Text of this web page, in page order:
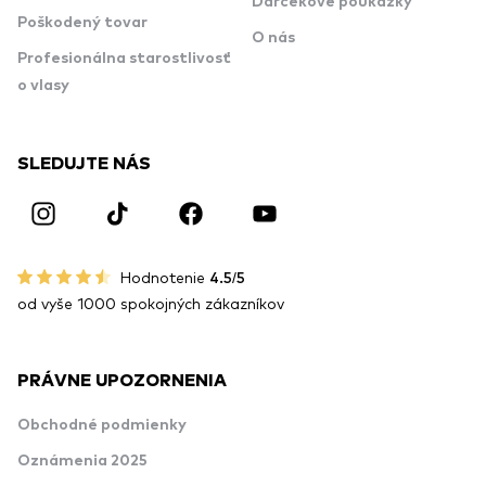
Poškodený tovar
Profesionálna starostlivosť
o vlasy
O nás
SLEDUJTE NÁS
Hodnotenie 4.5/5
od vyše 1000 spokojných zákazníkov
PRÁVNE UPOZORNENIA
Obchodné podmienky
Oznámenia 2025